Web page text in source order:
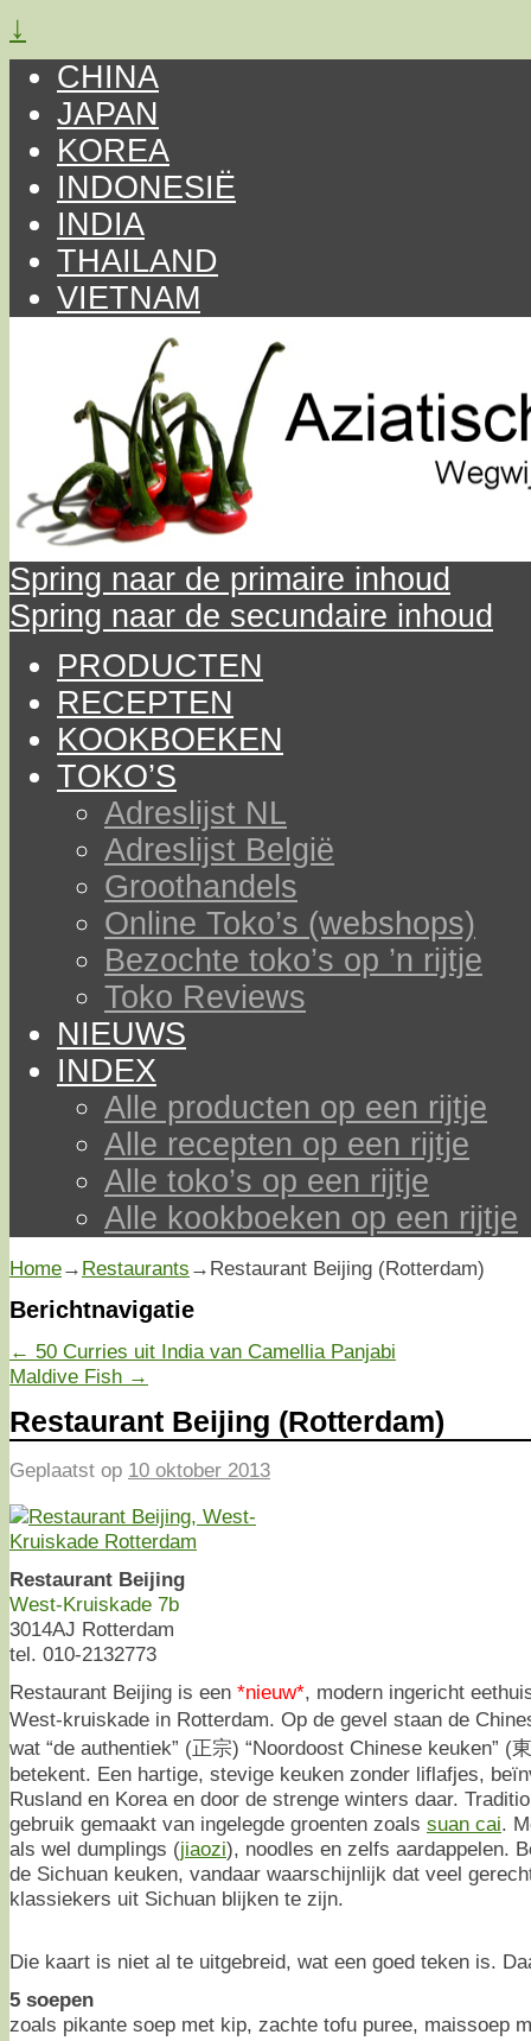
↓
CHINA
JAPAN
KOREA
INDONESIË
INDIA
THAILAND
VIETNAM
Spring naar de primaire inhoud
Spring naar de secundaire inhoud
PRODUCTEN
RECEPTEN
KOOKBOEKEN
TOKO’S
Adreslijst NL
Adreslijst België
Groothandels
Online Toko’s (webshops)
Bezochte toko’s op ’n rijtje
Toko Reviews
NIEUWS
INDEX
Alle producten op een rijtje
Alle recepten op een rijtje
Alle toko’s op een rijtje
Alle kookboeken op een rijtje
Home→ Restaurants → Restaurant Beijing (Rotterdam)
Berichtnavigatie
← 50 Curries uit India van Camellia Panjabi
Maldive Fish →
Restaurant Beijing (Rotterdam)
Geplaatst op 10 oktober 2013
Restaurant Beijing
West-Kruiskade 7b
3014AJ Rotterdam
tel. 010-2132773
Restaurant Beijing is een *nieuw*, modern ingericht
West-kruiskade in Rotterdam. Op de gevel staan de
wat “de authentiek” (正宗) “Noordoost Chinese keuken” (
betekent. Een hartige, stevige keuken zonder liflafjes,
Rusland en Korea en door de strenge winters daar.
gebruik gemaakt van ingelegde groenten zoals suan cai.
als wel dumplings (jiaozi), noodles en zelfs aardappelen.
de Sichuan keuken, vandaar waarschijnlijk dat veel
klassiekers uit Sichuan blijken te zijn.
Die kaart is niet al te uitgebreid, wat een goed teken is.
5 soepen
zoals pikante soep met kip, zachte tofu puree, maissoep